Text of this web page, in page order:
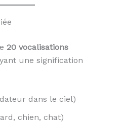
20 vocalisations
une signification
dans le ciel)
chien, chat)